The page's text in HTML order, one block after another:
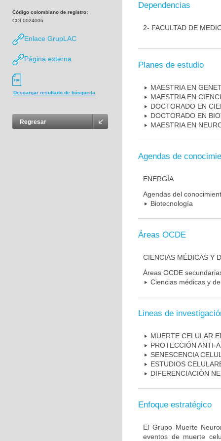
Código colombiano de registro:
COL0024006
Enlace GrupLAC
Página externa
Descargar resultado de búsqueda
Regresar
Dependencias
2- FACULTAD DE
Planes de estudio
MAESTRIA EN
MAESTRIA EN
DOCTORADO EN
DOCTORADO EN
MAESTRIA EN
Agendas de
ENERGÍA
Agendas del
Biotecnología
Áreas OCDE
CIENCIAS MÉDICAS Y
Áreas OCDE
Ciencias médicas y
Lineas de
MUERTE CELULAR
PROTECCIÓN ANTI-
SENESCENCIA
ESTUDIOS
DIFERENCIACIÒN
Enfoque estratégico
El Grupo Muerte
eventos de muerte